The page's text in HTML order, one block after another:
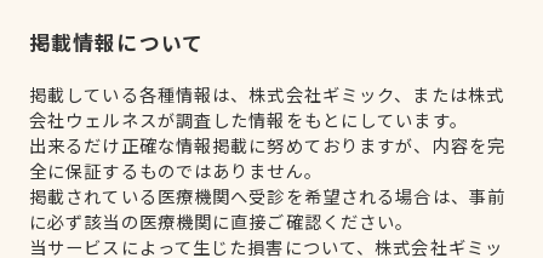
掲載情報について
掲載している各種情報は、株式会社ギミック、または株式
会社ウェルネスが調査した情報をもとにしています。
出来るだけ正確な情報掲載に努めておりますが、内容を完
全に保証するものではありません。
掲載されている医療機関へ受診を希望される場合は、事前
に必ず該当の医療機関に直接ご確認ください。
当サービスによって生じた損害について、株式会社ギミッ